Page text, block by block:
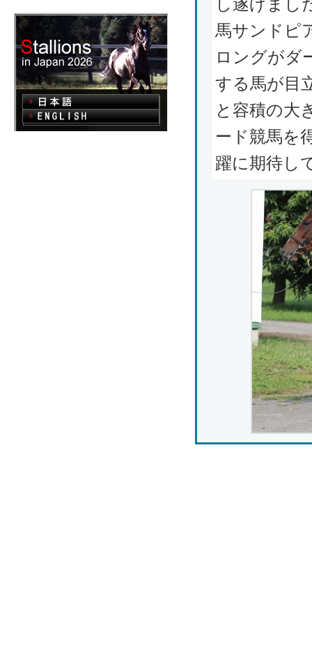
し遂げまし
馬サンドピ
ロングがダ
する馬が目
と容積の大
ード競馬を
躍に期待し